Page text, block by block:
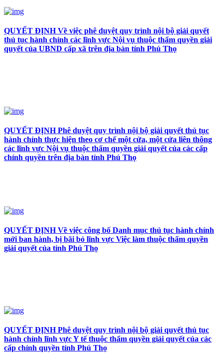
QUYẾT ĐỊNH Về việc phê duyệt quy trình nội bộ giải quyết
thủ tục hành chính các lĩnh vực Nội vụ thuộc thẩm quyền giải
quyết của UBND cấp xã trên địa bàn tỉnh Phú Thọ
QUYẾT ĐỊNH Phê duyệt quy trình nội bộ giải quyết thủ tục
hành chính thực hiện theo cơ chế một cửa, một cửa liên thông
các lĩnh vực Nội vụ thuộc thẩm quyền giải quyết của các cấp
chính quyền trên địa bàn tỉnh Phú Thọ
QUYẾT ĐỊNH Về việc công bố Danh mục thủ tục hành chính
mới ban hành, bị bãi bỏ lĩnh vực Việc làm thuộc thẩm quyền
giải quyết của tỉnh Phú Thọ
QUYẾT ĐỊNH Phê duyệt quy trình nội bộ giải quyết thủ tục
hành chính lĩnh vực Y tế thuộc thẩm quyền giải quyết của các
cấp chính quyền tỉnh Phú Thọ